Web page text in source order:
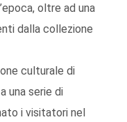
oltre ad una
dalla collezione
culturale di
una serie di
i visitatori nel